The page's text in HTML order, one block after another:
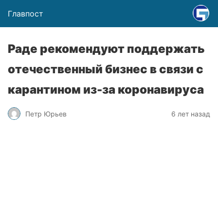
Главпост
Раде рекомендуют поддержать
отечественный бизнес в связи с
карантином из-за коронавируса
Петр Юрьев 6 лет назад